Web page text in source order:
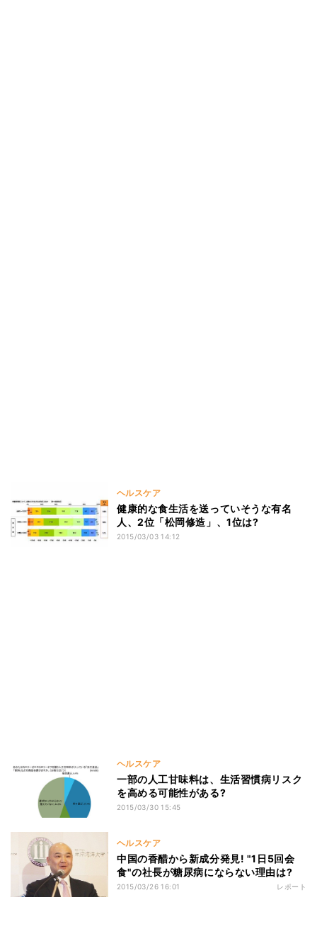
ヘルスケア
健康的な食生活を送っていそうな有名
人、2位「松岡修造」、1位は?
2015/03/03 14:12
ヘルスケア
一部の人工甘味料は、生活習慣病リスク
を高める可能性がある?
2015/03/30 15:45
ヘルスケア
中国の香醋から新成分発見! "1日5回会
食"の社長が糖尿病にならない理由は?
2015/03/26 16:01 レポート